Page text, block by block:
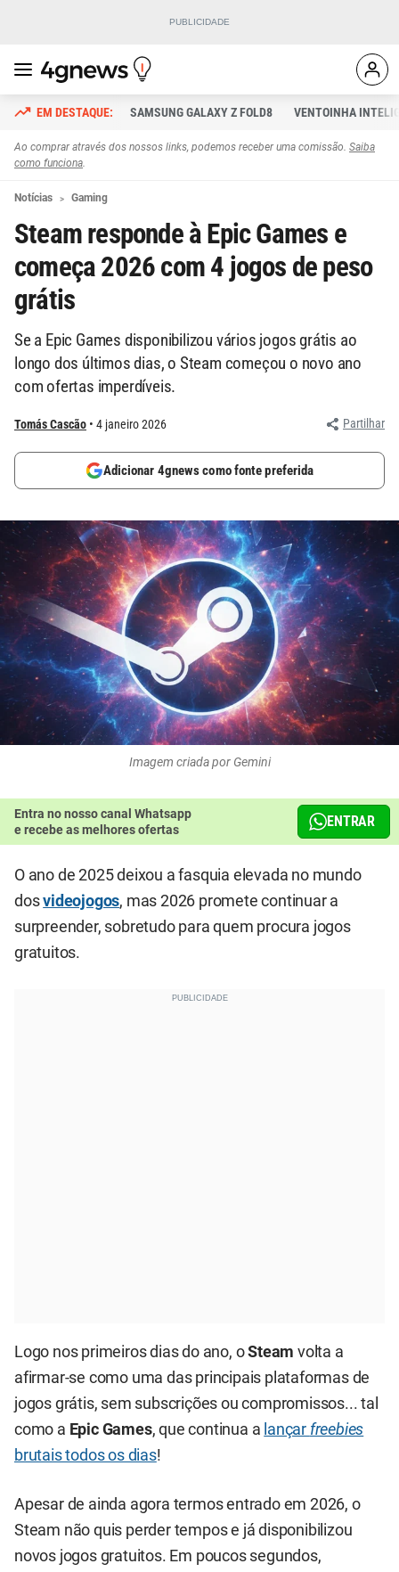
SAMSUNG GALAXY Z FOLD8 VENTOINHA
Ao comprar através dos nossos links, podemos receber uma comissão. Saiba
como funciona.
Notícias Gaming
Steam responde à Epic Games e
começa 2026 com 4 jogos de peso
grátis
Se a Epic Games disponibilizou vários jogos grátis ao
longo dos últimos dias, o Steam começou o novo ano
com ofertas imperdíveis.
Tomás Cascão 4 janeiro 2026 Partilhar
Adicionar 4gnews como fonte preferida
Imagem criada por Gemini
Entra no nosso canal Whatsapp
e recebe as melhores ofertas
ENTRAR
O ano de 2025 deixou a fasquia elevada no mundo
dosvideojogos, mas 2026 promete continuar a
surpreender, sobretudo para quem procura jogos
gratuitos.
Logo nos primeiros dias do ano, oSteam volta a
afirmar-se como uma das principais plataformas de
jogos grátis, sem subscrições ou compromissos... tal
como a Epic Games, que continua a lançar freebies
brutais todos os dias!
Apesar de ainda agora termos entrado em 2026, o
Steam não quis perder tempos e já disponibilizou
novos jogos gratuitos. Em poucos segundos,